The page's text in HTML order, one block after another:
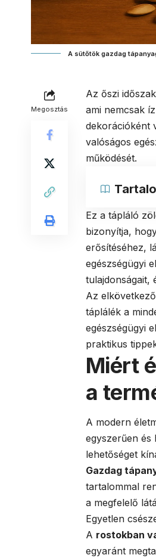
A sütőtök gazdag
Megosztás
Az őszi
ami nemcsak
dekorációként
valóságos
működését.
Ez a tápláló
bizonyítja,
erősítéséhez,
egészségügyi
tulajdonságait,
Az
táplálék a
egészségügyi
praktikus
Miért
a
A modern
egyszerűen és
lehetőséget
Gazdag
tartalommal
a megfelelő
Egyetlen
A rostokban
egyaránt